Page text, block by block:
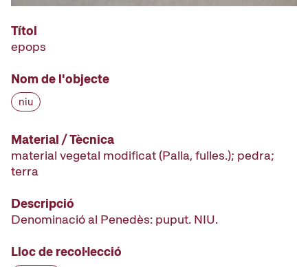
Títol
epops
Nom de l'objecte
niu
Material / Tècnica
material vegetal modificat (Palla, fulles.); pedra;
terra
Descripció
Denominació al Penedès: puput. NIU.
Lloc de recol·lecció